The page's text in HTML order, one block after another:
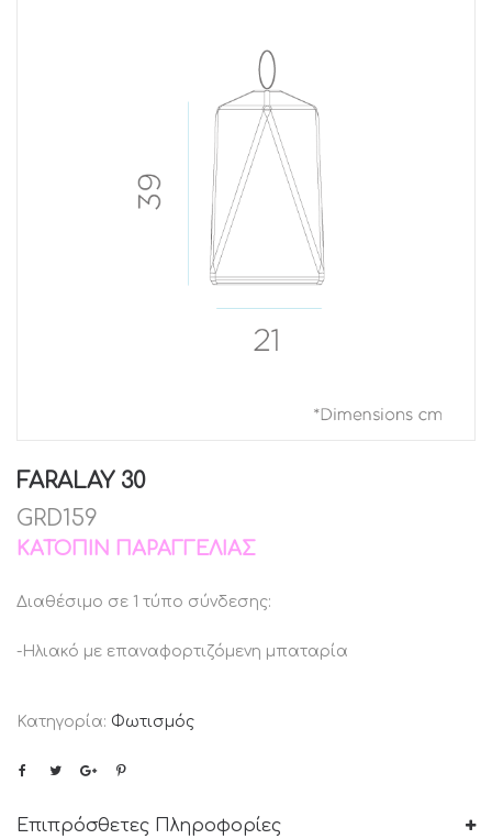
FARALAY 30
GRD159
ΚΑΤΌΠΙΝ ΠΑΡΑΓΓΕΛΊΑΣ
Διαθέσιμο σε 1 τύπο σύνδεσης:
-Ηλιακό με επαναφορτιζόμενη μπαταρία
Κατηγορία: Φωτισμός
Επιπρόσθετες Πληροφορίες